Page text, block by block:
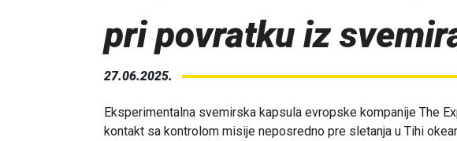
pri povratku iz
27.06.2025.
Eksperimentalna svemirska kapsula evropske kompanije The
kontakt sa kontrolom misije neposredno pre sletanja u Tihi